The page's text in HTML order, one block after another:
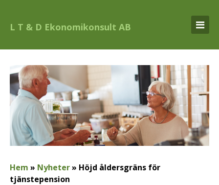
L T & D Ekonomikonsult AB
Hem » Nyheter» Höjd åldersgräns för
tjänstepension